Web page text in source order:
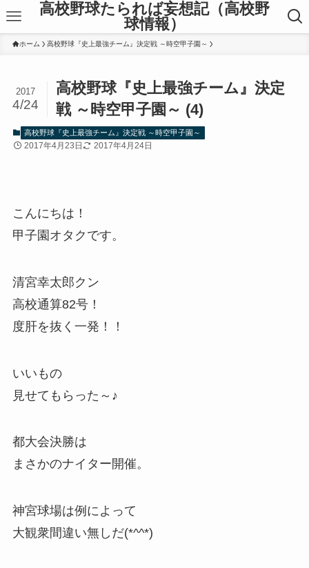
高校野球たられば妄想記（高校野
球情報）
ホーム 高校野球『史上最強チーム』決定戦 ～時空甲子園～
高校野球『史上最強チーム』決定
戦 ～時空甲子園～ (4)
2017
4/24
高校野球『史上最強チーム』決定戦 ～時空甲子園～
2017年4月23日 2017年4月24日
こんにちは！
甲子園オタクです。
清宮幸太郎クン
高校通算82号！
度肝を抜く一発！！
いいもの
見せてもらった～♪
都大会決勝は
まさかのナイター開催。
神宮球場は例によって
大観衆間違い無しだ(*^^*)